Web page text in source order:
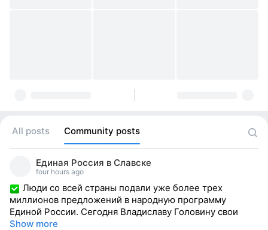
All posts Community posts
Единая Россия в Славске
four hours ago
Люди со всей страны подали уже более трех
миллионов предложений в народную программу
Единой России. Сегодня Владиславу Головину свои
Show more